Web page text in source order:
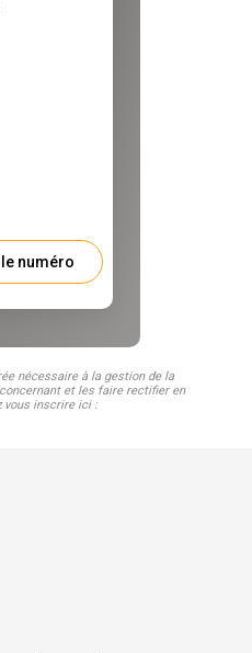
numéro
nécessaire à la gestion de la
et les faire rectifier en
vous inscrire ici :